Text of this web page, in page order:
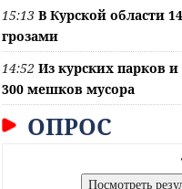
15:13 В Курской области
грозами
14:52 Из курских парков
300 мешков мусора
ОПРОС